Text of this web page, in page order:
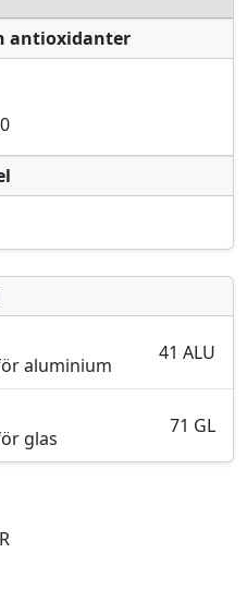
antioxidanter
aluminium
41 ALU
glas
71 GL